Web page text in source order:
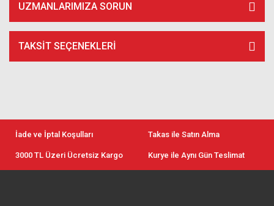
UZMANLARIMIZA SORUN
TAKSIT SEÇENEKLERI
İade ve İptal Koşulları Takas ile Satın Alma
3000 TL Üzeri Ücretsiz Kargo Kurye ile Aynı Gün Teslimat